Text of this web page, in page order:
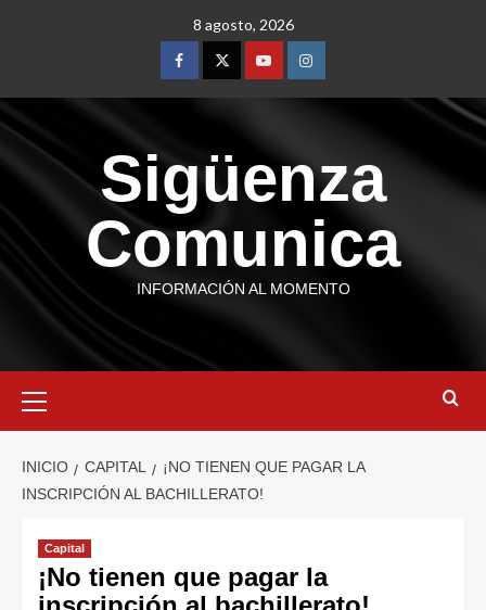
8 agosto, 2026
Sigüenza
Comunica
INFORMACIÓN AL MOMENTO
INICIO CAPITAL
¡NO TIENEN QUE PAGAR LA
INSCRIPCIÓN AL BACHILLERATO!
Capital
¡No tienen que pagar la